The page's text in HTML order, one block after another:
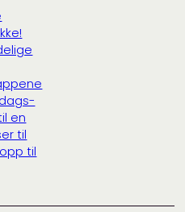
en
til
til